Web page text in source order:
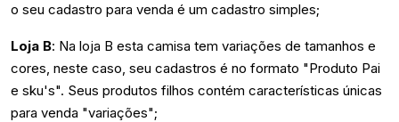
o seu cadastro para venda é um cadastro simples;
Loja B: Na loja B esta camisa tem variações de tamanhos e
cores, neste caso, seu cadastros é no formato "Produto Pai
e sku's". Seus produtos filhos contém características únicas
para venda "variações";